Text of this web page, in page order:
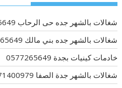
شغالات بالشهر جده حى الرحاب 0577265649
شغالات بالشهر جده بني مالك 0577265649
خادمات كينيات بجدة 0577265649
شغالات بالشهر جدة الصفا 0571400979